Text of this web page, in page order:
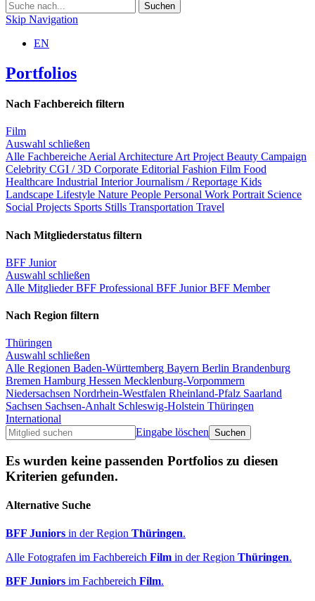
Skip Navigation
EN
Portfolios
Nach Fachbereich filtern
Film
Auswahl schließen
Alle Fachbereiche Aerial Architecture Art Project Beauty Campaign
Celebrity CGI / 3D Corporate Editorial Fashion Film Food
Healthcare Industrial InteriorJournalism / Reportage Kids
Landscape Lifestyle Nature People Personal Work Portrait Science
Social Projects Sports Stills Transportation Travel
Nach Mitgliederstatus filtern
BFF Junior
Auswahl schließen
Alle MitgliederBFF Professional BFF JuniorBFF Member
Nach Region filtern
Thüringen
Auswahl schließen
Alle Regionen Baden-Württemberg Bayern Berlin Brandenburg
Bremen Hamburg Hessen Mecklenburg-Vorpommern
Niedersachsen Nordrhein-Westfalen Rheinland-Pfalz Saarland
Sachsen Sachsen-Anhalt Schleswig-Holstein Thüringen
International
Eingabe löschen
Es wurden keine passenden Portfolios zu diesen
Kriterien gefunden.
Alternative Suche
BFF Juniors in der Region Thüringen.
Alle Fotografen im Fachbereich Film in der Region Thüringen.
BFF Juniors im Fachbereich Film.